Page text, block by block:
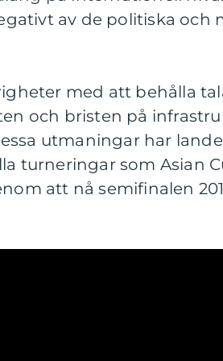
av de politiska och
med att behålla
och bristen på
utmaningar har
turneringar som Asian
att nå semifinalen